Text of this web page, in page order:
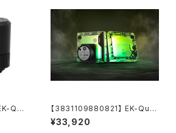
Qua
【3831109880821】 EK-Qua
ntum Kinetic³ FLT 120 D5/
DDC Body D-RGB - Plexi
¥33,920